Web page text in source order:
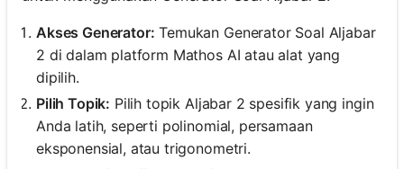
Akses Generator: Temukan Generator Soal Aljabar
2 di dalam platform Mathos AI atau alat yang
dipilih.
Pilih Topik: Pilih topik Aljabar 2 spesifik yang ingin
Anda latih, seperti polinomial, persamaan
eksponensial, atau trigonometri.